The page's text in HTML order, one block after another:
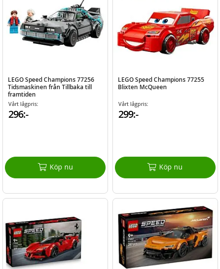
LEGO Speed Champions 77256
Tidsmaskinen från Tillbaka till
framtiden
Vårt lågpris:
296:-
Köp nu
LEGO Speed Champions 77255
Blixten McQueen
Vårt lågpris:
299:-
Köp nu